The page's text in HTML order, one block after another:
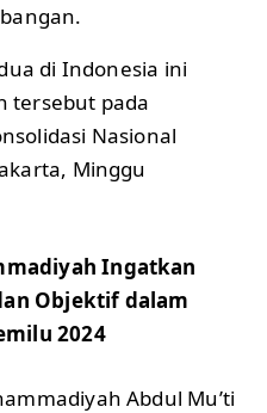
di Indonesia ini
tersebut pada
Nasional
Minggu
Ingatkan
Objektif dalam
2024
Abdul Mu’ti